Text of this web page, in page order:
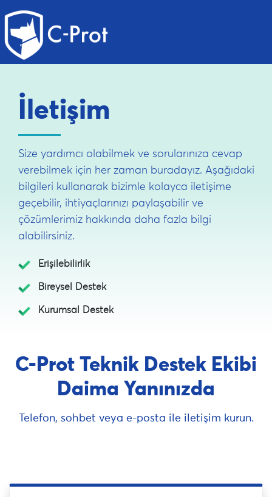
İletişim
Size yardımcı olabilmek ve sorularınıza cevap
verebilmek için her zaman buradayız. Aşağıdaki
bilgileri kullanarak bizimle kolayca iletişime
geçebilir, ihtiyaçlarınızı paylaşabilir ve
çözümlerimiz hakkında daha fazla bilgi
alabilirsiniz.
Erişilebilirlik
Bireysel Destek
Kurumsal Destek
C-Prot Teknik Destek Ekibi
Daima Yanınızda
Telefon, sohbet veya e-posta ile iletişim kurun.